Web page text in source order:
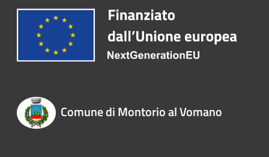
Comune di Montorio al Vomano